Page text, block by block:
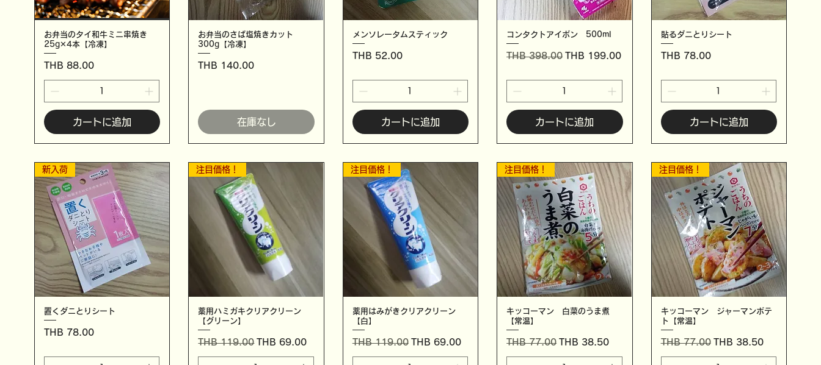
お弁当のタイ和牛ミニ串焼き
25g✕4本【冷凍】
価格
THB 88.00
カートに追加
お弁当のさば塩焼きカット
300g【冷凍】
価格
THB 140.00
在庫なし
メンソレータムスティック
価格
THB 52.00
カートに追加
コンタクトアイボン 500ml
通常価格
THB 398.00 セール価格
THB 199.00
カートに追加
貼るダニとりシート
価格
THB 78.00
カートに追加
新入荷
置くダニとりシート
価格
THB 78.00
注目価格！
薬用ハミガキクリアクリーン
【グリーン】
通常価格
THB 119.00 セール価格
THB 69.00
注目価格！
薬用はみがきクリアクリーン
【白】
通常価格
THB 119.00 セール価格
THB 69.00
注目価格！
キッコーマン 白菜のうま煮
【常温】
通常価格
THB 77.00 セール価格
THB 38.50
注目価格！
キッコーマン ジャーマンポテ
ト【常温】
通常価格
THB 77.00 セール価格
THB 38.50